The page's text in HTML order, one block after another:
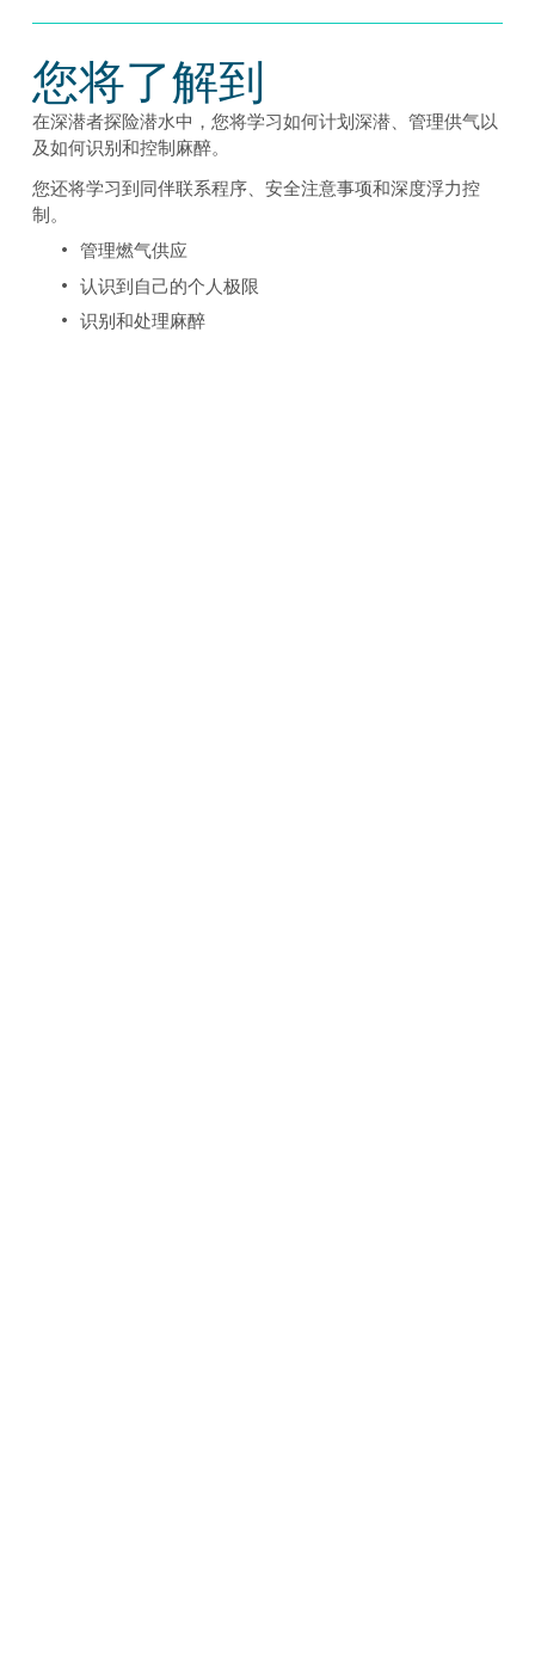
您将了解到
在深潜者探险潜水中，您将学习如何计划深潜、管理供气以
及如何识别和控制麻醉。
您还将学习到同伴联系程序、安全注意事项和深度浮力控
制。
管理燃气供应
认识到自己的个人极限
识别和处理麻醉